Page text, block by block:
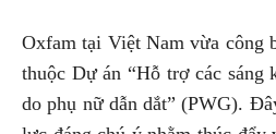
Oxfam tại Việt Nam vừa công
thuộc Dự án “Hỗ trợ các sáng
do phụ nữ dẫn dắt” (PWG).